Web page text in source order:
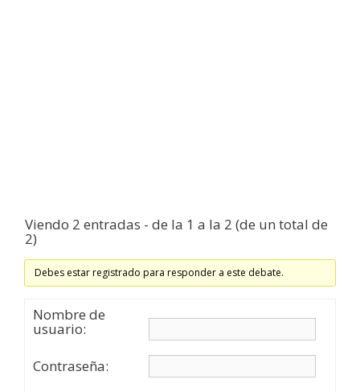
Viendo 2 entradas - de la 1 a la 2 (de un total de
2)
Debes estar registrado para responder a este debate.
Nombre de
usuario:
Contraseña: